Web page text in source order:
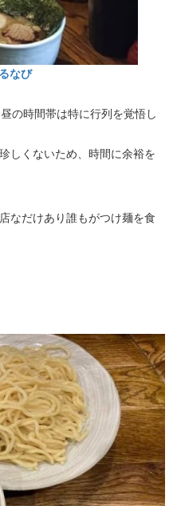
なび
の時間帯は特に行列を覚悟し
しくないため、時間に余裕を
なだけあり誰もがつけ麺を食